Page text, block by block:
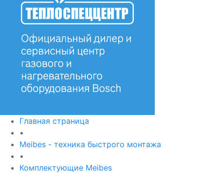
Главная страница
•
Meibes - техника быстрого монтажа
•
Комплектующие Meibes